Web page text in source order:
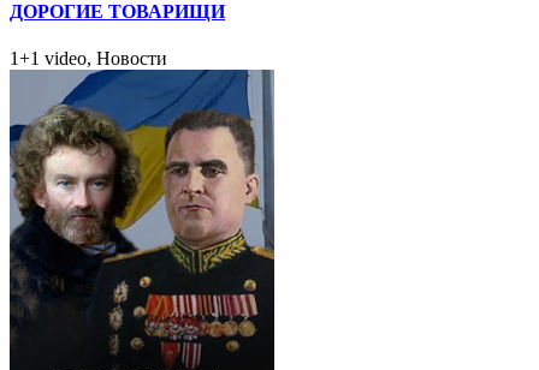
ДОРОГИЕ ТОВАРИЩИ
1+1 video, Новости